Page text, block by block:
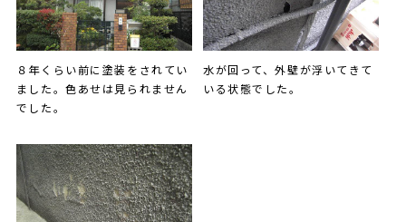
８年くらい前に塗装をされてい
ました。色あせは見られません
でした。
水が回って、外壁が浮いてきて
いる状態でした。